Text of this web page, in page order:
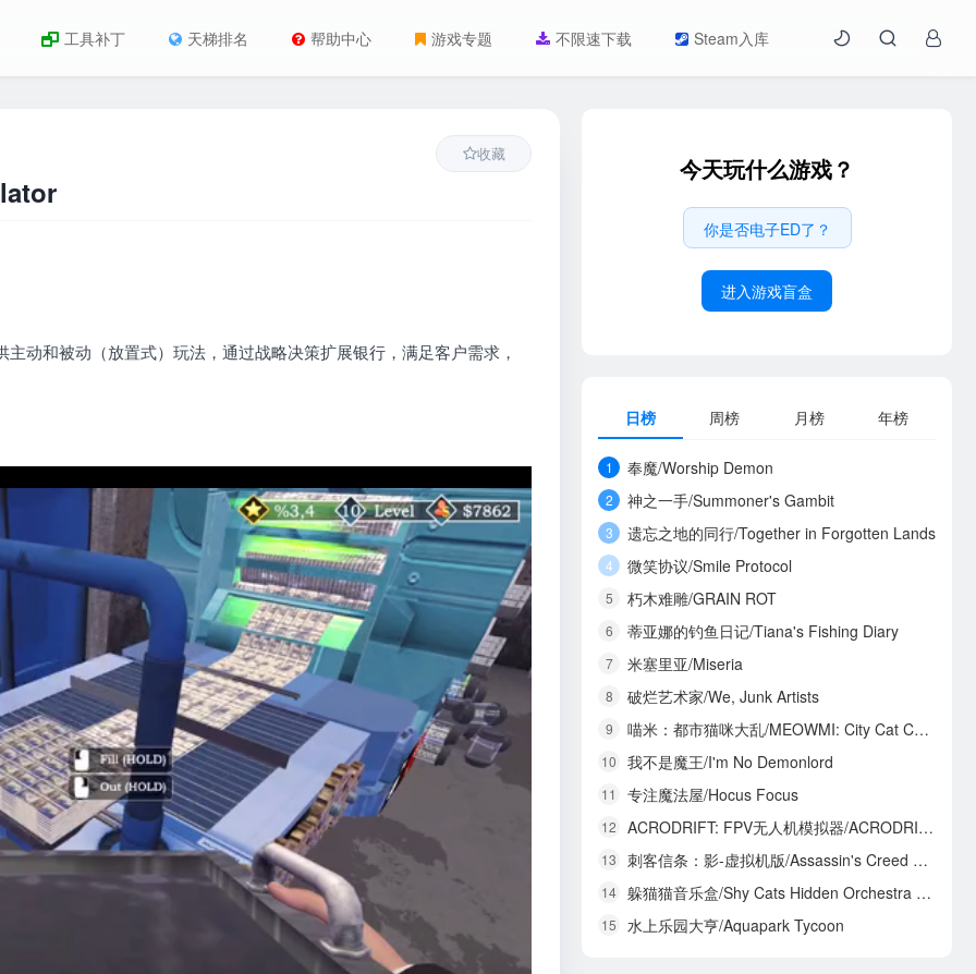
工具补丁 天梯排名 帮助中心 游戏专题 不限速下载 Steam入库
收藏
动和被动（放置式）玩法，通过战略决策扩展银行，满足客户需求，
今天玩什么游戏？
你是否电子ED了？
进入游戏盲盒
日榜 周榜 月榜 年榜
1 奉魔/Worship Demon
2 神之一手/Summoner's Gambit
3 遗忘之地的同行/Together in Forgotten Lands
4 微笑协议/Smile Protocol
5 朽木难雕/GRAIN ROT
6 蒂亚娜的钓鱼日记/Tiana's Fishing Diary
7 米塞里亚/Miseria
8 破烂艺术家/We, Junk Artists
9 喵米：都市猫咪大乱/MEOWMI: City Cat Chaos
10 我不是魔王/I'm No Demonlord
11 专注魔法屋/Hocus Focus
12 ACRODRIFT: FPV无人机模拟器/ACRODRIFT: FPV Drone Simulator
13 刺客信条：影-虚拟机版/Assassin's Creed Shadows HYPERVISOR
14 躲猫猫音乐盒/Shy Cats Hidden Orchestra 2 - The Return
15 水上乐园大亨/Aquapark Tycoon